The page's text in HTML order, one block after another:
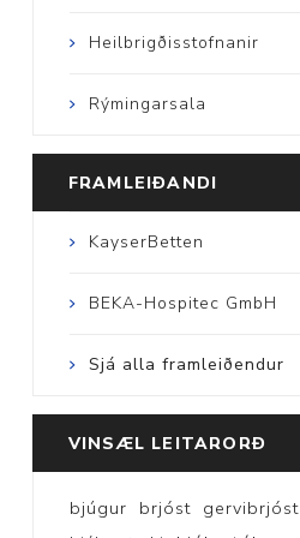
Heilbrigðisstofnanir
Rýmingarsala
FRAMLEIÐANDI
KayserBetten
BEKA-Hospitec GmbH
Sjá alla framleiðendur
VINSÆL LEITARORÐ
bjúgur brjóst gervibrjóst